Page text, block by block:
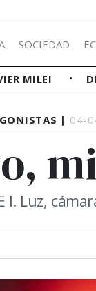
SOCIEDAD
MILEI
| 04-
I. Luz,